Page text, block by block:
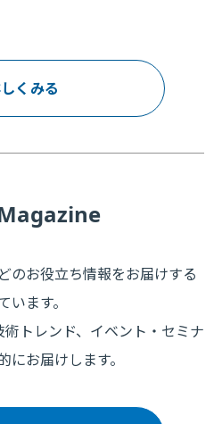
くみる
のお役立ち情報をお届けする
ます。
術トレンド、イベント・セミナ
お届けします。